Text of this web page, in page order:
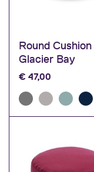
Round Cushion
Glacier Bay
€ 47,00